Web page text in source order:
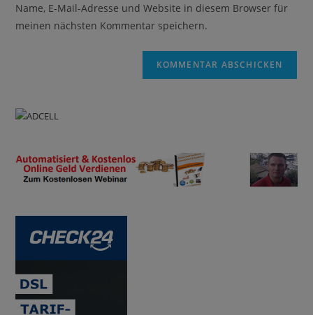
Name, E-Mail-Adresse und Website in diesem Browser für
meinen nächsten Kommentar speichern.